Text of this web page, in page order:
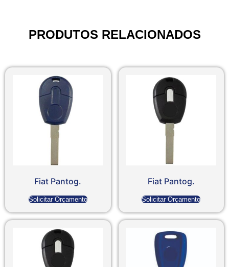
PRODUTOS RELACIONADOS
Fiat Pantog.
Solicitar Orçamento
Fiat Pantog.
Solicitar Orçamento